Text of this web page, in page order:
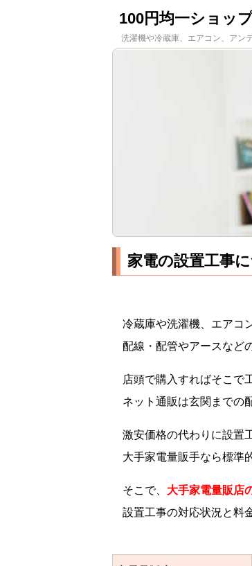
100円均一ショッ
洗濯機や冷蔵庫、エアコン、アン
家電の設置工事
冷蔵庫や洗濯機、エアコ
配線・配管やアースなど
店頭で購入すればそこで
ネット通販は玄関までの
激安価格の代わりに設置
大手家電量販手なら標準
そこで、 大手家電量販店
設置工事の対応状況と料